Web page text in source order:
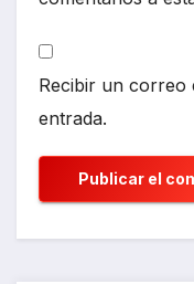
Recibir un correo
entrada.